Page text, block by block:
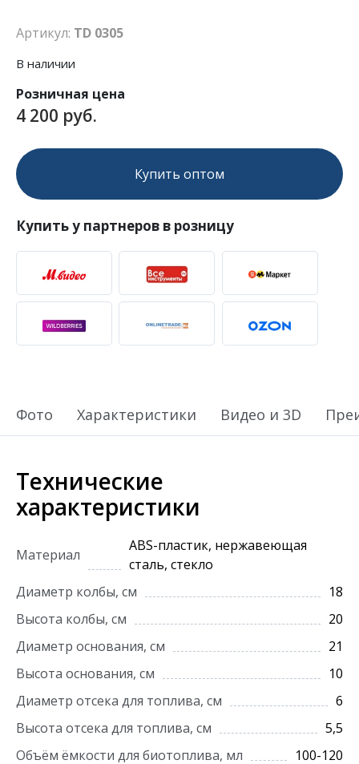
Артикул: TD 0305
В наличии
Розничная цена
4 200 руб.
Купить оптом
Купить у партнеров в розницу
Фото Характеристики Видео и 3D
Технические
характеристики
Материал
ABS-пластик, нержавеющая
сталь, стекло
Диаметр колбы, см
18
Высота колбы, см
20
Диаметр основания, см
21
Высота основания, см
10
Диаметр отсека для топлива, см
6
Высота отсека для топлива, см
5,5
Объём ёмкости для биотоплива, мл
100-120